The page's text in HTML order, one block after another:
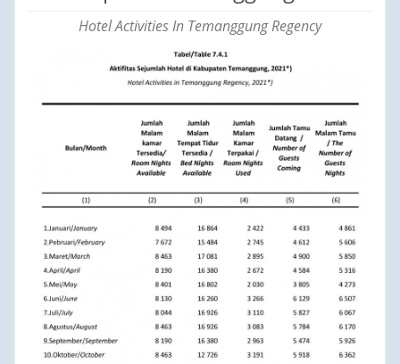
Hotel Activities In Temanggung Regency